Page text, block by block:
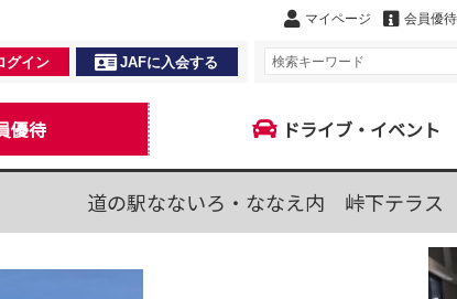
マイページ 会員優
グイン JAFに入会する
優待 ドライブ・イベント
道の駅なないろ・ななえ内 峠下テラス